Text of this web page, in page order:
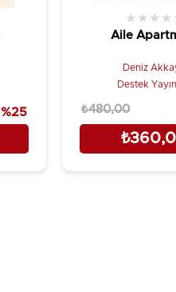
%25
Aile
★ ★ ★ ★
Deniz
Destek
₺480,00